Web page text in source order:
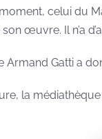
celui du
œuvre. Il n’a
Armand Gatti a
la